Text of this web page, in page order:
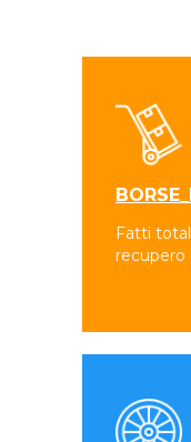
Fatti
recupero